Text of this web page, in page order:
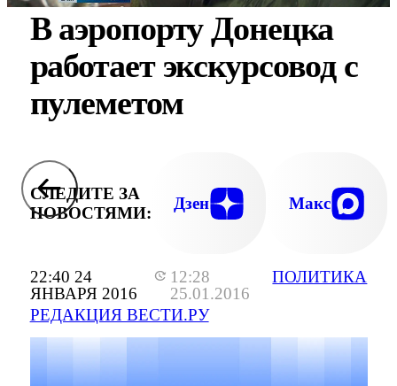
22:40 24
ЯНВАРЯ 2016
12:28
25.01.2016
РЕДАКЦИЯ ВЕСТИ.РУ
ПОЛИТИКА
В аэропорту Донецка
работает экскурсовод с
пулеметом
СЛЕДИТЕ ЗА
НОВОСТЯМИ:
Дзен Макс